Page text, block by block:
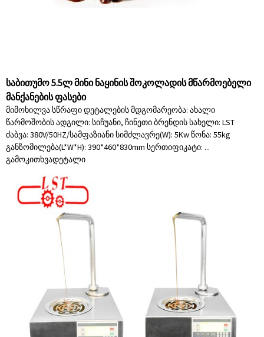
საბითუმო 5.5ლ მინი ნაყინის შოკოლადის მწარმოებელი
მანქანების ფასები
მიმოხილვა სწრაფი დეტალების მდგომარეობა: ახალი
წარმოშობის ადგილი: სიჩუანი, ჩინეთი ბრენდის სახელი: LST
ძაბვა: 380V/50HZ/სამფაზიანი სიმძლავრე(W): 5Kw წონა: 55kg
განზომილება(L*W*H): 390*460*830mm სერთიფიკატი: ...
გამოკითხვადეტალი